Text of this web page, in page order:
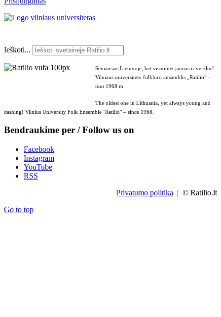
Ieškoti...
Seniausias Lietuvoje, bet visuomet jaunas ir veržlus!
Vilniaus universiteto folkloro ansamblis „Ratilio“ –
nuo 1968 m.
The oldest one in Lithuania, yet always young and
dashing! Vilnius University Folk Ensemble "Ratilio" – since 1968.
Bendraukime per / Follow us on
Facebook
Instagram
YouTube
RSS
Privatumo politika | © Ratilio.lt
Go to top